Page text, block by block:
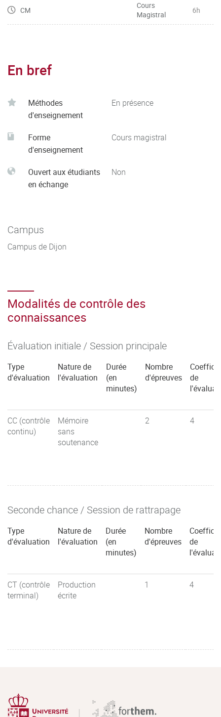
CM
Cours
Magistral
6h
En bref
Méthodes
d'enseignement
En présence
Forme
d'enseignement
Cours magistral
Ouvert aux étudiants
en échange
Non
Campus
Campus de Dijon
Modalités de contrôle des
connaissances
Évaluation initiale / Session principale
Type
d'évaluation
Nature de
l'évaluation
Durée
(en
minutes)
Nombre
d'épreuves
de
CC (contrôle
continu)
Mémoire
sans
soutenance
2 4
Seconde chance / Session de rattrapage
Type
d'évaluation
Nature de
l'évaluation
Durée
(en
minutes)
Nombre
d'épreuves
de
CT (contrôle
terminal)
Production
écrite
1 4